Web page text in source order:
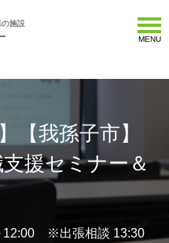
の施設
MENU
【我孫子市】
援セミナー＆
12:00 ※出張相談 13:30